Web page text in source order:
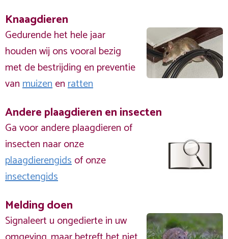
Knaagdieren
Gedurende het hele jaar
houden wij ons vooral bezig
met de bestrijding en preventie
vanmuizenenratten
Andere plaagdieren en insecten
Ga voor andere plaagdieren of
insecten naar onze
plaagdierengidsof onze
insectengids
Melding doen
Signaleert u ongedierte in uw